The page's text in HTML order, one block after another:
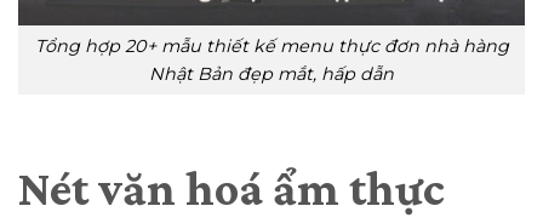
Tổng hợp 20+ mẫu thiết kế menu thực đơn nhà hàng
Nhật Bản đẹp mắt, hấp dẫn
Nét văn hoá ẩm thực